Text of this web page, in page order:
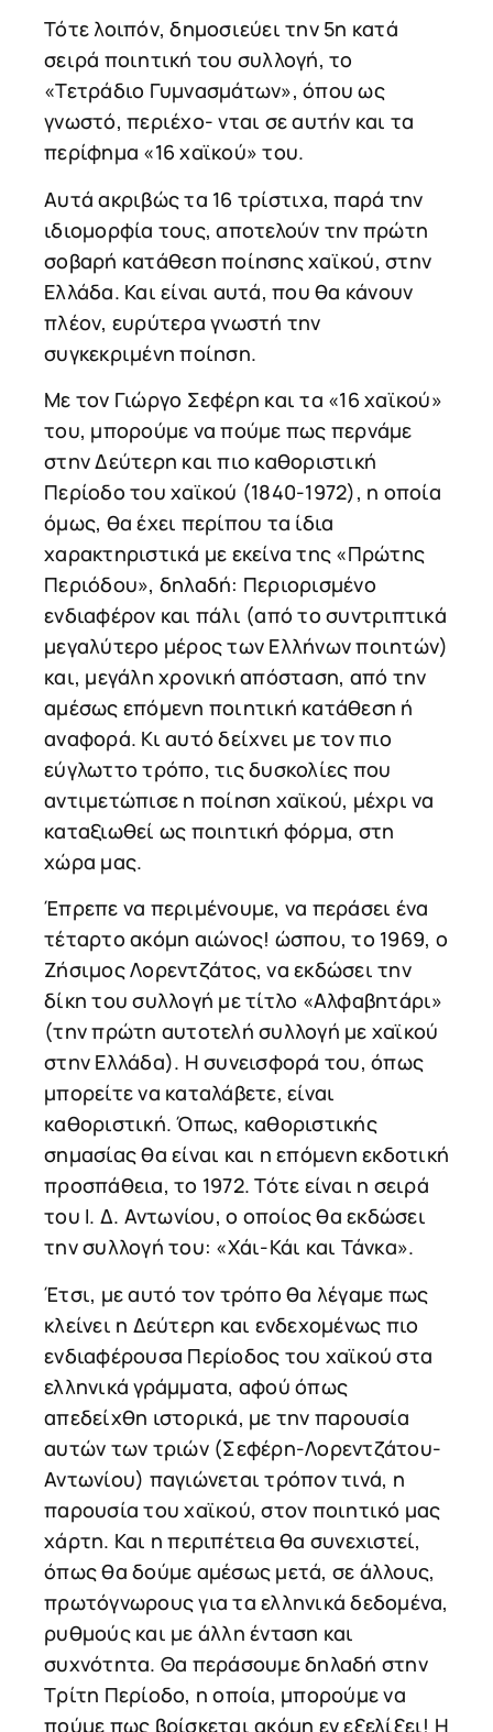
Τότε λοιπόν, δημοσιεύει την 5η κατά
σειρά ποιητική του συλλογή, το
«Τετράδιο Γυμνασμάτων», όπου ως
γνωστό, περιέχο- νται σε αυτήν και τα
περίφημα «16 χαϊκού» του.
Αυτά ακριβώς τα 16 τρίστιχα, παρά την
ιδιομορφία τους, αποτελούν την πρώτη
σοβαρή κατάθεση ποίησης χαϊκού, στην
Ελλάδα. Και είναι αυτά, που θα κάνουν
πλέον, ευρύτερα γνωστή την
συγκεκριμένη ποίηση.
Με τον Γιώργο Σεφέρη και τα «16 χαϊκού»
του, μπορούμε να πούμε πως περνάμε
στην Δεύτερη και πιο καθοριστική
Περίοδο του χαϊκού (1840-1972), η οποία
όμως, θα έχει περίπου τα ίδια
χαρακτηριστικά με εκείνα της «Πρώτης
Περιόδου», δηλαδή: Περιορισμένο
ενδιαφέρον και πάλι (από το συντριπτικά
μεγαλύτερο μέρος των Ελλήνων ποιητών)
και, μεγάλη χρονική απόσταση, από την
αμέσως επόμενη ποιητική κατάθεση ή
αναφορά. Κι αυτό δείχνει με τον πιο
εύγλωττο τρόπο, τις δυσκολίες που
αντιμετώπισε η ποίηση χαϊκού, μέχρι να
καταξιωθεί ως ποιητική φόρμα, στη
χώρα μας.
Έπρεπε να περιμένουμε, να περάσει ένα
τέταρτο ακόμη αιώνος! ώσπου, το 1969, ο
Ζήσιμος Λορεντζάτος, να εκδώσει την
δίκη του συλλογή με τίτλο «Αλφαβητάρι»
(την πρώτη αυτοτελή συλλογή με χαϊκού
στην Ελλάδα). Η συνεισφορά του, όπως
μπορείτε να καταλάβετε, είναι
καθοριστική. Όπως, καθοριστικής
σημασίας θα είναι και η επόμενη εκδοτική
προσπάθεια, το 1972. Τότε είναι η σειρά
του Ι. Δ. Αντωνίου, ο οποίος θα εκδώσει
την συλλογή του: «Χάι-Κάι και Τάνκα».
Έτσι, με αυτό τον τρόπο θα λέγαμε πως
κλείνει η Δεύτερη και ενδεχομένως πιο
ενδιαφέρουσα Περίοδος του χαϊκού στα
ελληνικά γράμματα, αφού όπως
απεδείχθη ιστορικά, με την παρουσία
αυτών των τριών (Σεφέρη-Λορεντζάτου-
Αντωνίου) παγιώνεται τρόπον τινά, η
παρουσία του χαϊκού, στον ποιητικό μας
χάρτη. Και η περιπέτεια θα συνεχιστεί,
όπως θα δούμε αμέσως μετά, σε άλλους,
πρωτόγνωρους για τα ελληνικά δεδομένα,
ρυθμούς και με άλλη ένταση και
συχνότητα. Θα περάσουμε δηλαδή στην
Τρίτη Περίοδο, η οποία, μπορούμε να
πούμε πως βρίσκεται ακόμη εν εξελίξει! Η